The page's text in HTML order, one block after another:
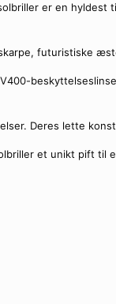
er en
futuristiske
Deres lette
et unikt pift